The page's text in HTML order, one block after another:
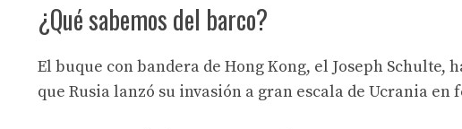
¿Qué sabemos del barco?
El buque con bandera de Hong Kong, el Joseph Schulte,
que Rusia lanzó su invasión a gran escala de Ucrania en